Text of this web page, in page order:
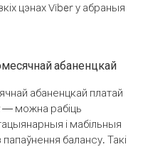
цэнах Viber у абраныя
абаненцкай
абаненцкай платай
— можна рабіць
і мабільныя
балансу. Такі